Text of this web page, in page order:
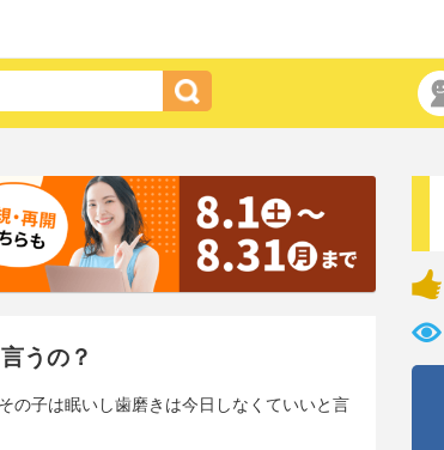
うの？
の子は眠いし歯磨きは今日しなくていいと言